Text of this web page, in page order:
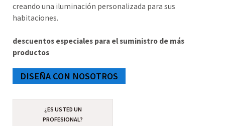
creando una iluminación personalizada para sus
habitaciones.
descuentos especiales para el suministro de más
productos
DISEÑA CON NOSOTROS
¿ES USTED UN
PROFESIONAL?